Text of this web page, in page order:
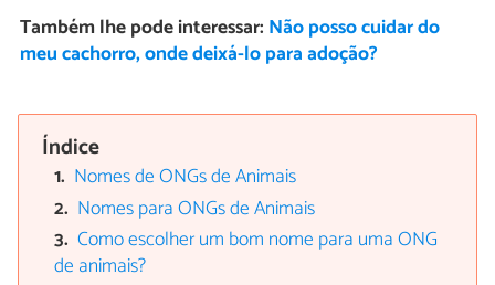
Também lhe pode interessar: Não posso cuidar do
meu cachorro, onde deixá-lo para adoção?
Índice
Nomes de ONGs de Animais
Nomes para ONGs de Animais
Como escolher um bom nome para uma ONG
de animais?